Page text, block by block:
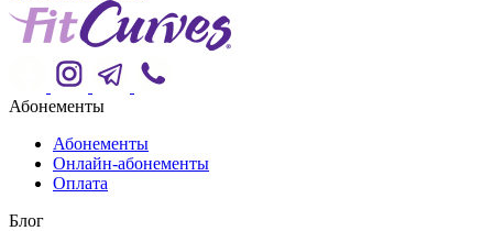
Абонементы
Абонементы
Онлайн-абонементы
Оплата
Блог